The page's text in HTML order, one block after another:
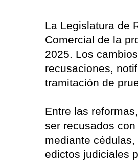
La Legislatura de
Comercial de la
2025. Los
recusaciones,
tramitación de
Entre las
ser recusados
mediante
edictos judiciales